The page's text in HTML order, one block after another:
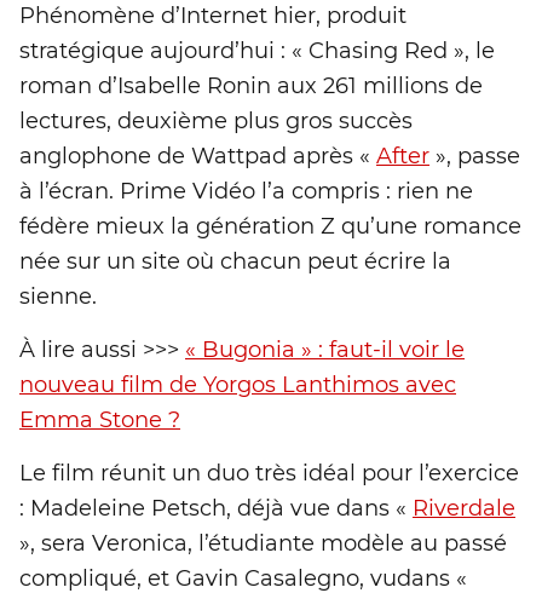
Phénomène d’Internet hier, produit
stratégique aujourd’hui : « Chasing Red », le
roman d’Isabelle Ronin aux 261 millions de
lectures, deuxième plus gros succès
anglophone de Wattpad après « After », passe
à l’écran. Prime Vidéo l’a compris : rien ne
fédère mieux la génération Z qu’une romance
née sur un site où chacun peut écrire la
sienne.
À lire aussi >>> « Bugonia » : faut-il voir le
nouveau film de Yorgos Lanthimos avec
Emma Stone ?
Le film réunit un duo très idéal pour l’exercice
: Madeleine Petsch, déjà vue dans « Riverdale
», sera Veronica, l’étudiante modèle au passé
compliqué, et Gavin Casalegno, vudans «